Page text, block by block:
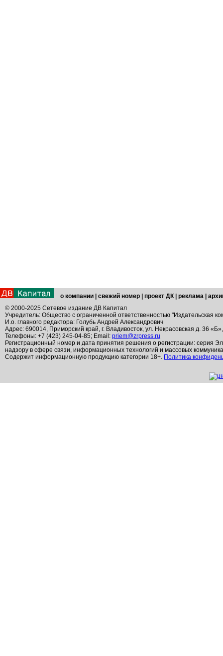
о компании свежий номер проект ДК реклама
© 2000-2025 Сетевое издание ДВ Капитал
Учредитель: Общество с ограниченной ответственностью "Издательская
И.о. главного редактора: Голубь Андрей Александрович
Адрес: 690014, Приморский край, г. Владивосток, ул. Некрасовская д. 36
Телефоны: +7 (423) 245-04-85; Email: priem@zrpress.ru
Регистрационный номер и дата принятия решения о регистрации: серия
надзору в сфере связи, информационных технологий и массовых
Содержит информационную продукцию категории 18+. Политика